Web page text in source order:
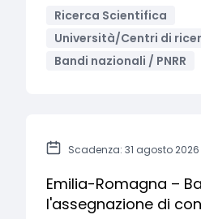
Ricerca Scientifica
Università/Centri di
Bandi nazionali / PNRR
Scadenza: 31 agosto 2026
Emilia-Romagna –
l'assegnazione di